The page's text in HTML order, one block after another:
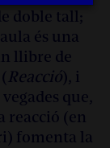
doble tall;
és una
llibre de
Reacció), i
que,
reacció (en
fomenta la
va ser
un
produir
tesi